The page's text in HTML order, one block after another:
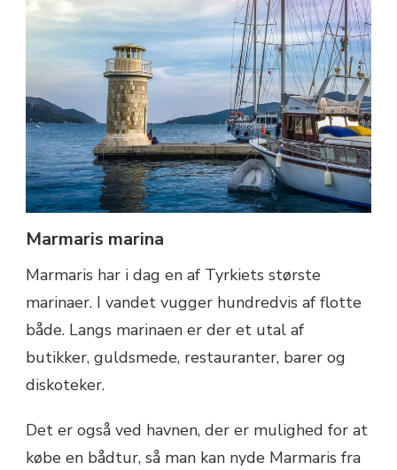
Marmaris marina
Marmaris har i dag en af Tyrkiets største
marinaer. I vandet vugger hundredvis af flotte
både. Langs marinaen er der et utal af
butikker, guldsmede, restauranter, barer og
diskoteker.
Det er også ved havnen, der er mulighed for at
købe en bådtur, så man kan nyde Marmaris fra